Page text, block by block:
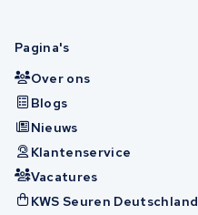
Pagina's
Over ons
Blogs
Nieuws
Klantenservice
Vacatures
KWS Seuren Deutschland